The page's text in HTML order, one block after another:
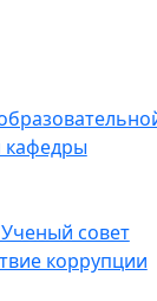
кафедры
совет
коррупции